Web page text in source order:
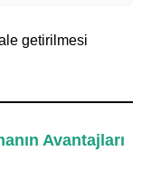
getirilmesi
Avantajları